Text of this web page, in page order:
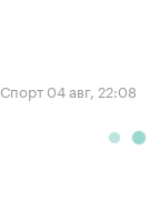
Спорт 04 авг, 22:08